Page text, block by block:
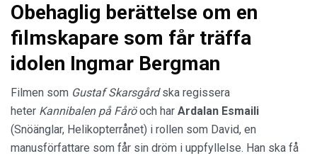
Obehaglig berättelse om en
filmskapare som får träffa
idolen Ingmar Bergman
Filmen som Gustaf Skarsgårdska regissera
heter Kannibalen på Fåröoch har Ardalan Esmaili
(Snöänglar, Helikopterrånet) i rollen som David, en
manusförfattare som får sin dröm i uppfyllelse. Han ska få